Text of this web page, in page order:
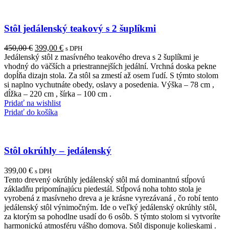
Stôl jedálenský teakový s 2 šuplíkmi
450,00€ Pôvodná
cena
bola:
450,00 €.
399,00 €Aktuálna
cena
je:
399,00 €.
s DPH
Jedálenský stôl z masívného teakového dreva s 2 šuplíkmi je
vhodný do väčších a priestrannejších jedální. Vrchná doska pekne
dopĺňa dizajn stola. Za stôl sa zmestí až osem ľudí. S týmto stolom
si naplno vychutnáte obedy, oslavy a posedenia. Výška – 78 cm ,
dĺžka – 220 cm , šírka – 100 cm .
Pridať na wishlist
Pridať do košíka
Stôl okrúhly – jedálenský
399,00 € s DPH
Tento drevený okrúhly jedálenský stôl má dominantnú stĺpovú
základňu pripomínajúcu piedestál. Stĺpová noha tohto stola je
vyrobená z masívneho dreva a je krásne vyrezávaná , čo robí tento
jedálenský stôl výnimočným. Ide o veľký jedálenský okrúhly stôl,
za ktorým sa pohodlne usadí do 6 osôb. S týmto stolom si vytvoríte
harmonickú atmosféru vášho domova. Stôl disponuje kolieskami .